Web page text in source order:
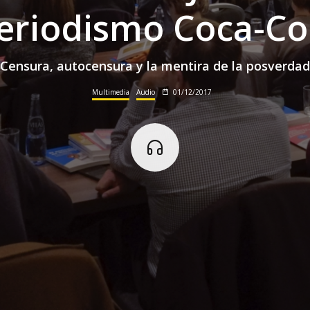
Coca-
Censura, autocensura y la mentira de la posverdad
Multimedia Audio 01/12/2017